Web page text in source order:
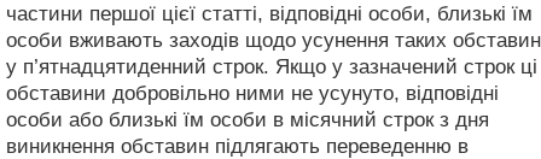
частини першої цієї статті, відповідні особи, близькі їм
особи вживають заходів щодо усунення таких обставин
у п’ятнадцятиденний строк. Якщо у зазначений строк ці
обставини добровільно ними не усунуто, відповідні
особи або близькі їм особи в місячний строк з дня
виникнення обставин підлягають переведенню в